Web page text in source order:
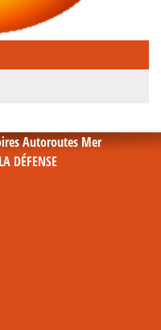
Autoroutes Mer
DÉFENSE